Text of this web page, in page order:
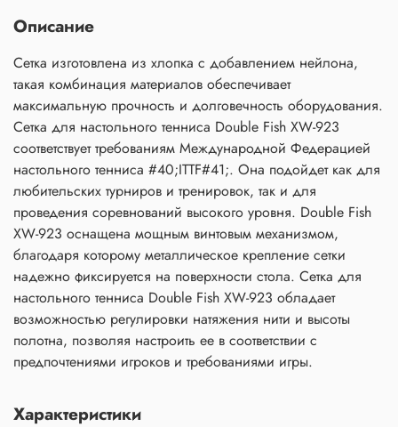
Описание
Сетка изготовлена из хлопка с добавлением нейлона,
такая комбинация материалов обеспечивает
максимальную прочность и долговечность оборудования.
Сетка для настольного тенниса Double Fish XW-923
соответствует требованиям Международной Федерацией
настольного тенниса #40;ITTF#41;. Она подойдет как для
любительских турниров и тренировок, так и для
проведения соревнований высокого уровня. Double Fish
XW-923 оснащена мощным винтовым механизмом,
благодаря которому металлическое крепление сетки
надежно фиксируется на поверхности стола. Сетка для
настольного тенниса Double Fish XW-923 обладает
возможностью регулировки натяжения нити и высоты
полотна, позволяя настроить ее в соответствии с
предпочтениями игроков и требованиями игры.
Характеристики